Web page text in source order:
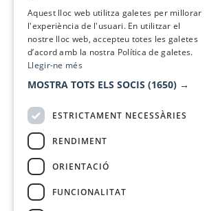
Aquest lloc web utilitza galetes per millorar
l'experiència de l'usuari. En utilitzar el
nostre lloc web, accepteu totes les galetes
d’acord amb la nostra Política de galetes.
Llegir-ne més
MOSTRA TOTS ELS SOCIS (1650) →
ESTRICTAMENT NECESSÀRIES
RENDIMENT
ORIENTACIÓ
FUNCIONALITAT